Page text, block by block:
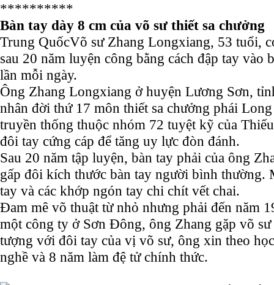
**********
Bàn tay dày 8 cm của võ sư thiết sa chưởng
Trung QuốcVõ sư Zhang Longxiang, 53 tuổi,
sau 20 năm luyện công bằng cách đập tay vào
lần mỗi ngày.
Ông Zhang Longxiang ở huyện Lương Sơn,
nhân đời thứ 17 môn thiết sa chưởng phái
truyền thống thuộc nhóm 72 tuyệt kỹ của
đôi tay cứng cáp để tăng uy lực đòn đánh.
Sau 20 năm tập luyện, bàn tay phải của ông
gấp đôi kích thước bàn tay người bình thường.
tay và các khớp ngón tay chi chít vết chai.
Đam mê võ thuật từ nhỏ nhưng phải đến năm
một công ty ở Sơn Đông, ông Zhang gặp võ
tượng với đôi tay của vị võ sư, ông xin theo
nghề và 8 năm làm đệ tử chính thức.